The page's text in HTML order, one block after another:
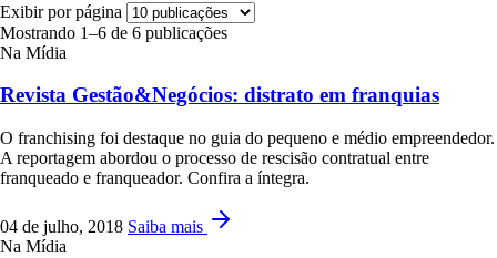
Exibir por página
Mostrando 1–6 de 6 publicações
Na Mídia
Revista Gestão&Negócios: distrato em franquias
O franchising foi destaque no guia do pequeno e médio empreendedor.
A reportagem abordou o processo de rescisão contratual entre
franqueado e franqueador. Confira a íntegra.
04 de julho, 2018 Saiba mais
Na Mídia